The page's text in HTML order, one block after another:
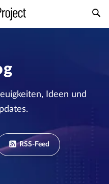
Ideen und
RSS-Feed